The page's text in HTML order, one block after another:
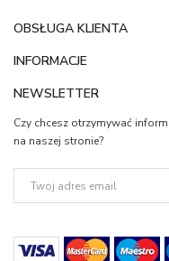
OBSŁUGA KLIENTA
INFORMACJE
NEWSLETTER
Czy chcesz otrzymywać
na naszej stronie?